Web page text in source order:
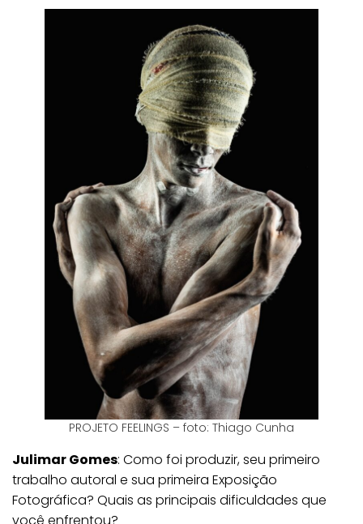
PROJETO FEELINGS – foto: Thiago Cunha
Julimar Gomes: Como foi produzir, seu primeiro
trabalho autoral e sua primeira Exposição
Fotográfica? Quais as principais dificuldades que